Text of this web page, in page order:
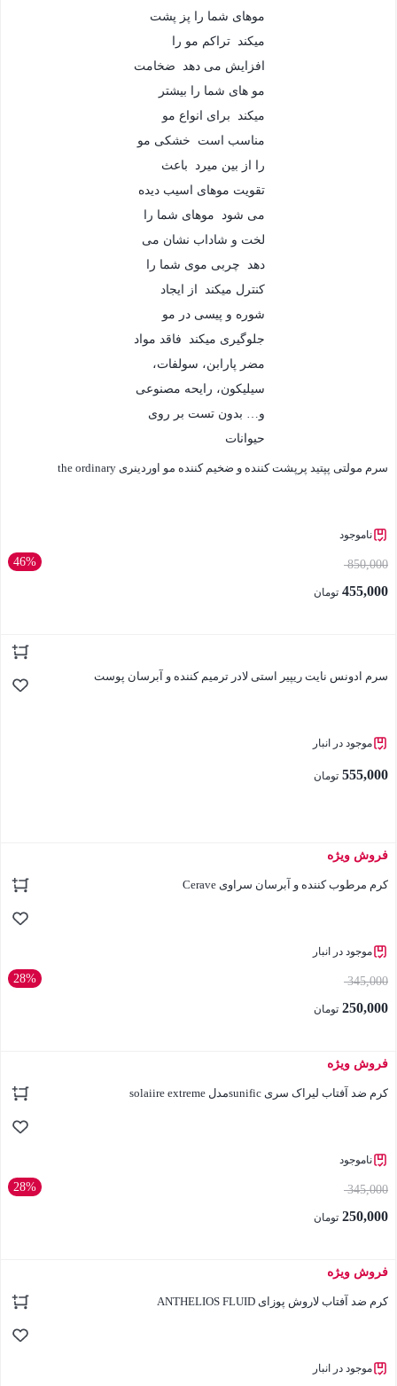
سرم مولتی پپتید پرپشت کننده و ضخیم کننده مو اوردینری the ordinary
ناموجود
46% 850,000
455,000 تومان
سرم ادونس نایت ریپیر استی لادر ترمیم کننده و آبرسان پوست
موجود در انبار
555,000 تومان
بستن
فروش ویژه
کرم مرطوب کننده و آبرسان سراوی Cerave
موجود در انبار
28% 345,000
250,000 تومان
بستن
فروش ویژه
کرم ضد آفتاب لیراک سری sunificمدل solaiire extreme
ناموجود
28% 345,000
250,000 تومان
بستن
فروش ویژه
کرم ضد آفتاب لاروش پوزای ANTHELIOS FLUID
موجود در انبار